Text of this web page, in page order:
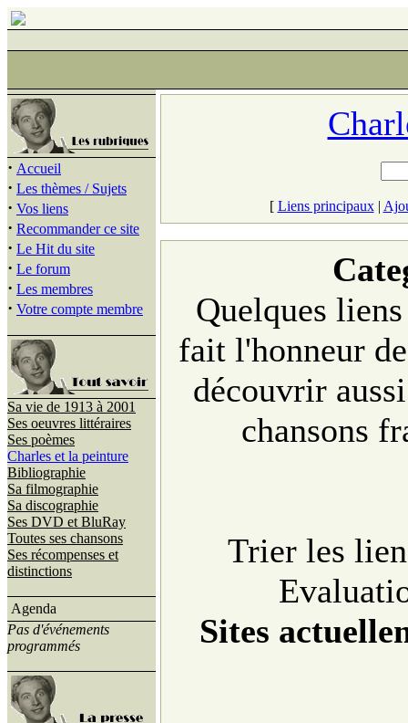
· Accueil
· Les thèmes / Sujets
· Vos liens
· Recommander ce site
· Le Hit du site
· Le forum
· Les membres
· Votre compte membre
Sa vie de 1913 à 2001
Ses oeuvres littéraires
Ses poèmes
Charles et la peinture
Bibliographie
Sa filmographie
Sa discographie
Ses DVD et BluRay
Toutes ses chansons
Ses récompenses et
distinctions
Agenda
Pas d'événements
programmés
[ Liens principaux|
Quelques
fait l'honneur
découvrir
chansons
Trier les
Sites